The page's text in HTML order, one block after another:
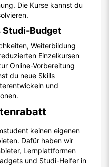
Die Kurse kannst du
Studi-Budget
Weiterbildung
Einzelkursen
Online-Vorbereitung
du neue Skills
und
keinen eigenen
Dafür haben wir
Lernplattformen
und Studi-Helfer in